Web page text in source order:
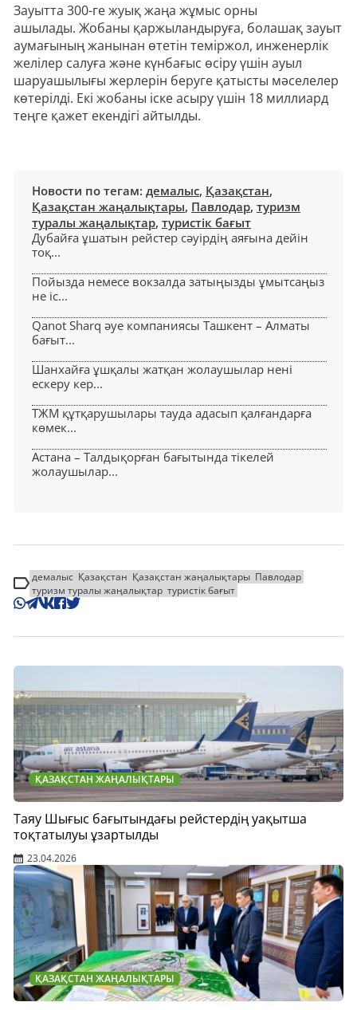
Зауытта 300-ге жуық жаңа жұмыс орны
ашылады. Жобаны қаржыландыруға, болашақ зауыт
аумағының жанынан өтетін теміржол, инженерлік
желілер салуға және күнбағыс өсіру үшін ауыл
шаруашылығы жерлерін беруге қатысты мәселелер
көтерілді. Екі жобаны іске асыру үшін 18 миллиард
теңге қажет екендігі айтылды.
Новости по тегам: демалыс, Қазақстан,
Қазақстан жаңалықтары, Павлодар, туризм
туралы жаңалықтар, туристік бағыт
Дубайға ұшатын рейстер сәуірдің аяғына дейін
тоқ...
Пойызда немесе вокзалда затыңызды ұмытсаңыз
не іс...
Qanot Sharq әуе компаниясы Ташкент – Алматы
бағыт...
Шанхайға ұшқалы жатқан жолаушылар нені
ескеру кер...
ТЖМ құтқарушылары тауда адасып қалғандарға
көмек...
Астана – Талдықорған бағытында тікелей
жолаушылар...
демалыс Қазақстан Қазақстан жаңалықтары Павлодар
туризм туралы жаңалықтар туристік бағыт
ҚАЗАҚСТАН ЖАҢАЛЫҚТАРЫ
Таяу Шығыс бағытындағы рейстердің уақытша
тоқтатылуы ұзартылды
23.04.2026
ҚАЗАҚСТАН ЖАҢАЛЫҚТАРЫ